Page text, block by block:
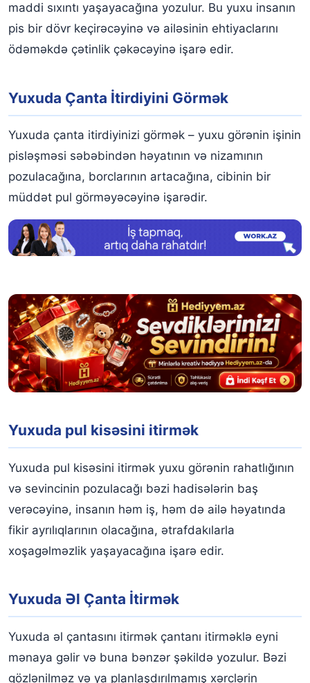
Yuxuda Çanta İtirmək və Tapmaq
maddi sıxıntı yaşayacağına yozulur. Bu yuxu insanın
pis bir dövr keçirəcəyinə və ailəsinin ehtiyaclarını
ödəməkdə çətinlik çəkəcəyinə işarə edir.
Yuxuda Çanta İtirdiyini Görmək
Yuxuda çanta itirdiyinizi görmək – yuxu görənin işinin
pisləşməsi səbəbindən həyatının və nizamının
pozulacağına, borclarının artacağına, cibinin bir
müddət pul görməyəcəyinə işarədir.
Yuxuda pul kisəsini itirmək
Yuxuda pul kisəsini itirmək yuxu görənin rahatlığının
və sevincinin pozulacağı bəzi hadisələrin baş
verəcəyinə, insanın həm iş, həm də ailə həyatında
fikir ayrılıqlarının olacağına, ətrafdakılarla
xoşagəlməzlik yaşayacağına işarə edir.
Yuxuda Əl Çanta İtirmək
Yuxuda əl çantasını itirmək çantanı itirməklə eyni
mənaya gəlir və buna bənzər şəkildə yozulur. Bəzi
gözlənilməz və ya planlaşdırılmamış xərclərin